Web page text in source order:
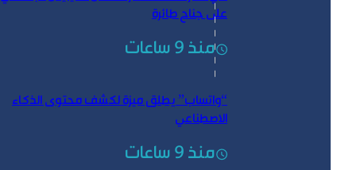
على جناح طائرة
منذ 9 ساعات
“واتساب” يطلق ميزة لكشف محتوى الذكاء
الاصطناعي
منذ 9 ساعات